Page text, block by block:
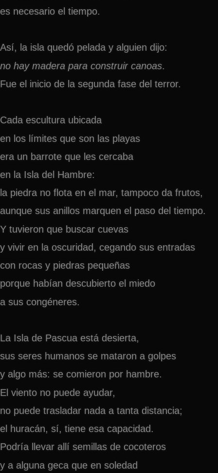
es necesario el tiempo.
Así, la isla quedó pelada y alguien dijo:
no hay madera para construir canoas.
Fue el inicio de la segunda fase del terror.
Cada escultura ubicada
en los límites que son las playas
era un barrote que les cercaba
en la Isla del Hambre:
la piedra no flota en el mar, tampoco da frutos,
aunque sus anillos marquen el paso del tiempo.
Y tuvieron que buscar cuevas
y vivir en la oscuridad, cegando sus entradas
con rocas y piedras pequeñas
porque habían descubierto el miedo
a sus congéneres.
La Isla de Pascua está desierta,
sus seres humanos se mataron a golpes
y algo más: se comieron por hambre.
El viento no puede ayudar,
no puede trasladar nada a tanta distancia;
el huracán, sí, tiene esa capacidad.
Podría llevar allí semillas de cocoteros
y a alguna geca que en soledad